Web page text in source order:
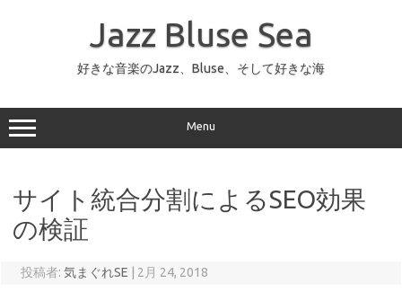
ッ
プ
Jazz Bluse Sea
好きな音楽のJazz、Bluse、そして好きな海
Menu
サイト統合分割によるSEO効果
の検証
投稿者: 気まぐれSE 2月 24, 2018